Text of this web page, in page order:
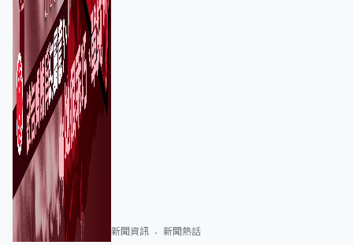
新聞資訊 新聞熱話